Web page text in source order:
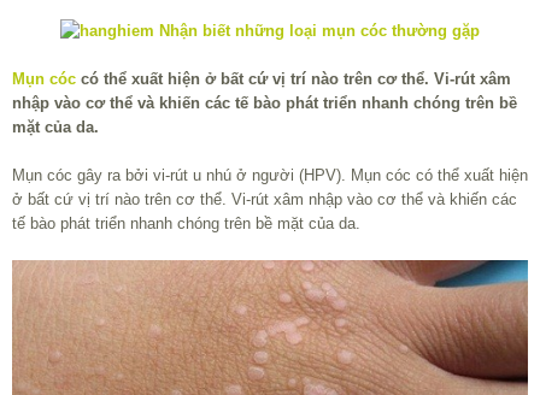
Mụn cóc có thể xuất hiện ở bất cứ vị trí nào trên cơ thể. Vi-rút xâm
nhập vào cơ thể và khiến các tế bào phát triển nhanh chóng trên bề
mặt của da.
Mụn cóc gây ra bởi vi-rút u nhú ở người (HPV). Mụn cóc có thể xuất hiện
ở bất cứ vị trí nào trên cơ thể. Vi-rút xâm nhập vào cơ thể và khiến các
tế bào phát triển nhanh chóng trên bề mặt của da.